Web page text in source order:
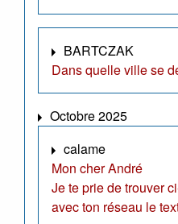
BARTCZAK
Dans quelle ville se
Octobre 2025
calame
Mon cher André
Je te prie de trouver
avec ton réseau le